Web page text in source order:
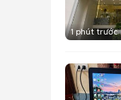
1 phút trước